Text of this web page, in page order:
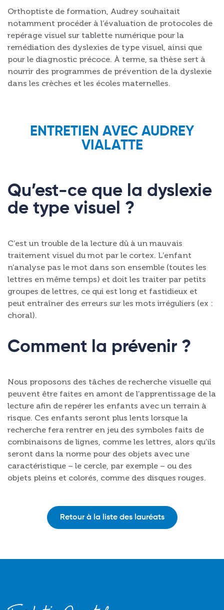
Orthoptiste de formation, Audrey souhaitait
notamment procéder à l’évaluation de protocoles de
repérage visuel sur tablette numérique pour la
remédiation des dyslexies de type visuel, ainsi que
pour le diagnostic précoce. À terme, sa thèse sert à
nourrir des programmes de prévention de la dyslexie
dans les crèches et les écoles maternelles.
ENTRETIEN AVEC AUDREY
VIALATTE
Qu’est-ce que la dyslexie
de type visuel ?
C’est un trouble de la lecture dû à un mauvais
traitement visuel du mot par le cortex. L’enfant
n’analyse pas le mot dans son ensemble (toutes les
lettres en même temps) et doit les traiter par petits
groupes de lettres, ce qui est long et fastidieux et
peut entraîner des erreurs sur les mots irréguliers (ex :
choral).
Comment la prévenir ?
Nous proposons des tâches de recherche visuelle qui
peuvent être faites en amont de l’apprentissage de la
lecture afin de repérer les enfants avec un terrain à
risque. Ces enfants seront plus lents lorsque la
recherche fera rentrer en jeu des symboles faits de
combinaisons de lignes, comme les lettres, alors qu’ils
seront dans la norme pour des objets avec une
caractéristique – le cercle, par exemple – ou des
objets pleins et colorés, comme des disques rouges.
Retour à la liste des lauréats